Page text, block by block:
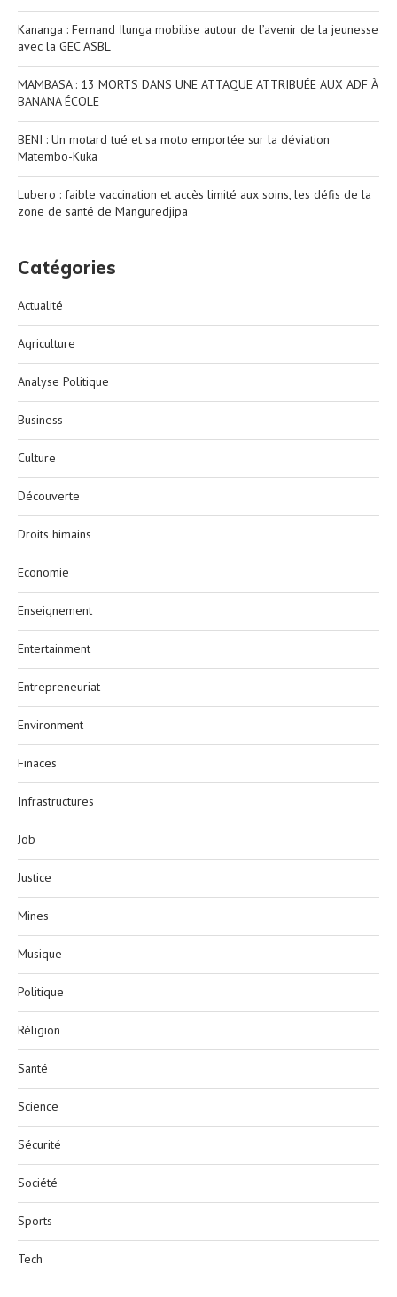
Kananga : Fernand Ilunga mobilise autour de l’avenir de la jeunesse
avec la GEC ASBL
MAMBASA : 13 MORTS DANS UNE ATTAQUE ATTRIBUÉE AUX ADF À
BANANA ÉCOLE
BENI : Un motard tué et sa moto emportée sur la déviation
Matembo-Kuka
Lubero : faible vaccination et accès limité aux soins, les défis de la
zone de santé de Manguredjipa
Catégories
Actualité
Agriculture
Analyse Politique
Business
Culture
Découverte
Droits himains
Economie
Enseignement
Entertainment
Entrepreneuriat
Environment
Finaces
Infrastructures
Job
Justice
Mines
Musique
Politique
Réligion
Santé
Science
Sécurité
Société
Sports
Tech